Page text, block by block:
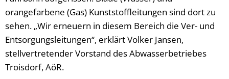
orangefarbene (Gas) Kunststoffleitungen sind dort zu
sehen. „Wir erneuern in diesem Bereich die Ver- und
Entsorgungsleitungen“, erklärt Volker Jansen,
stellvertretender Vorstand des Abwasserbetriebes
Troisdorf, AöR.